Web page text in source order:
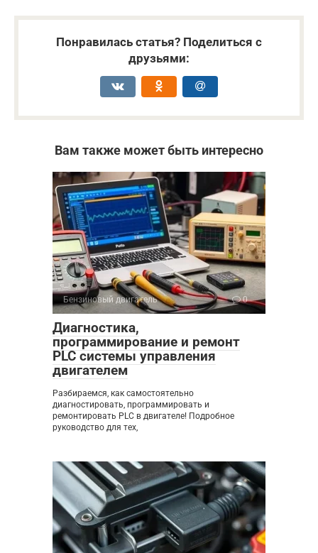
Понравилась статья? Поделиться с
друзьями:
Вам также может быть интересно
Бензиновый двигатель 0
Диагностика,
программирование и ремонт
PLC системы управления
двигателем
Разбираемся, как самостоятельно
диагностировать, программировать и
ремонтировать PLC в двигателе! Подробное
руководство для тех,